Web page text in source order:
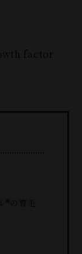
factor
の育毛